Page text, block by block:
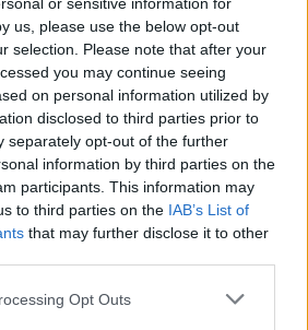
us, please use the below opt-out
selection. Please note that after your
you may continue seeing
on personal information utilized by
disclosed to third parties prior to
separately opt-out of the further
information by third parties on the
participants. This information may
to third parties on the IAB’s List of
that may further disclose it to other
Opt Outs